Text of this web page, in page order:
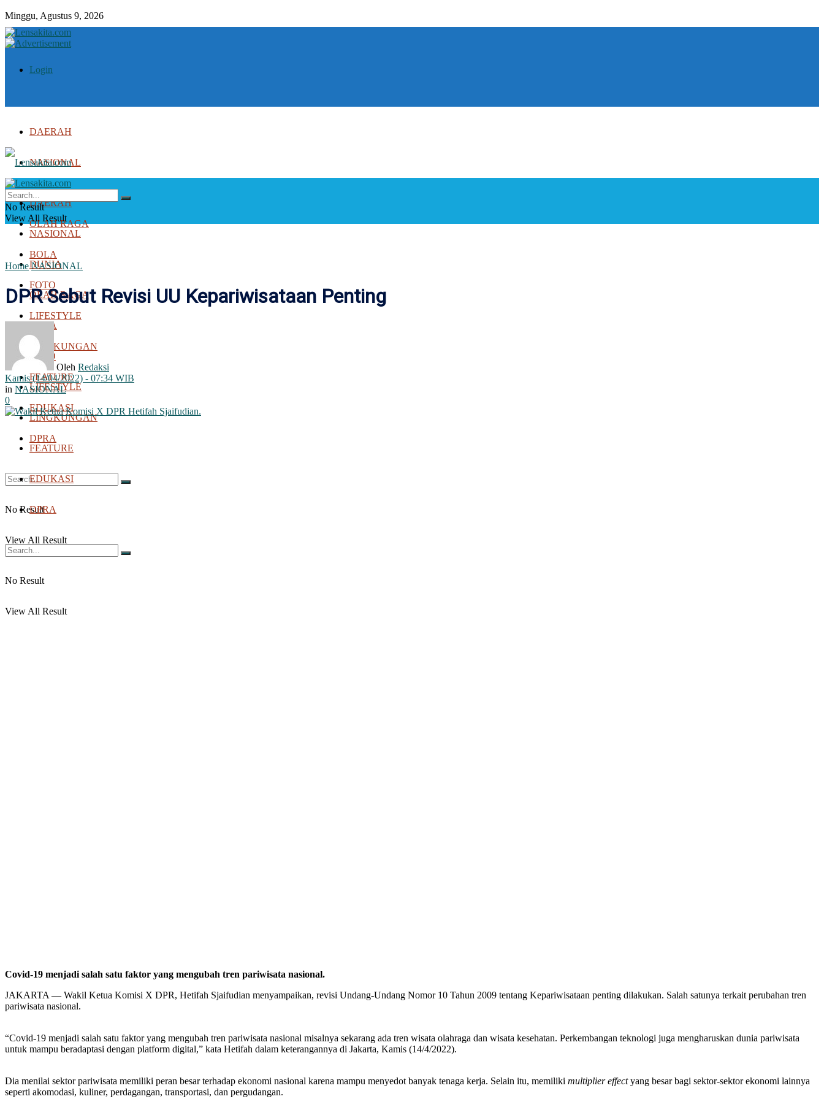
Minggu, Agustus 9, 2026
Login
DAERAH
NASIONAL
DUNIA
OLAH RAGA
BOLA
FOTO
LIFESTYLE
LINGKUNGAN
FEATURE
EDUKASI
DPRA
No Result
View All Result
DAERAH
NASIONAL
DUNIA
OLAH RAGA
BOLA
FOTO
LIFESTYLE
LINGKUNGAN
FEATURE
EDUKASI
DPRA
No Result
View All Result
No Result
View All Result
Home NASIONAL
DPR Sebut Revisi UU Kepariwisataan Penting
Oleh Redaksi
Kamis (14/04/2022) - 07:34 WIB
in NASIONAL
0
Covid-19 menjadi salah satu faktor yang mengubah tren pariwisata nasional.
JAKARTA — Wakil Ketua Komisi X DPR, Hetifah Sjaifudian menyampaikan, revisi Undang-Undang Nomor 10 Tahun 2009 tentang Kepariwisataan penting dilakukan. Salah satunya terkait perubahan tren
pariwisata nasional.
“Covid-19 menjadi salah satu faktor yang mengubah tren pariwisata nasional misalnya sekarang ada tren wisata olahraga dan wisata kesehatan. Perkembangan teknologi juga mengharuskan dunia pariwisata
untuk mampu beradaptasi dengan platform digital,” kata Hetifah dalam keterangannya di Jakarta, Kamis (14/4/2022).
Dia menilai sektor pariwisata memiliki peran besar terhadap ekonomi nasional karena mampu menyedot banyak tenaga kerja. Selain itu, memiliki multiplier effectyang besar bagi sektor-sektor ekonomi lainnya
seperti akomodasi, kuliner, perdagangan, transportasi, dan pergudangan.